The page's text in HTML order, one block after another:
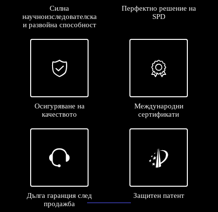
Силна
научноизследователска
и развойна способност
Перфектно решение на
SPD

Осигуряване на
качеството

Международни
сертификати

Дълга гаранция след
продажба

Защитен патент